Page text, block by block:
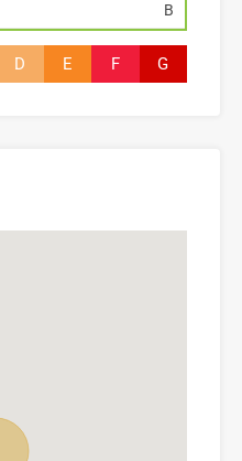
B
D E F G